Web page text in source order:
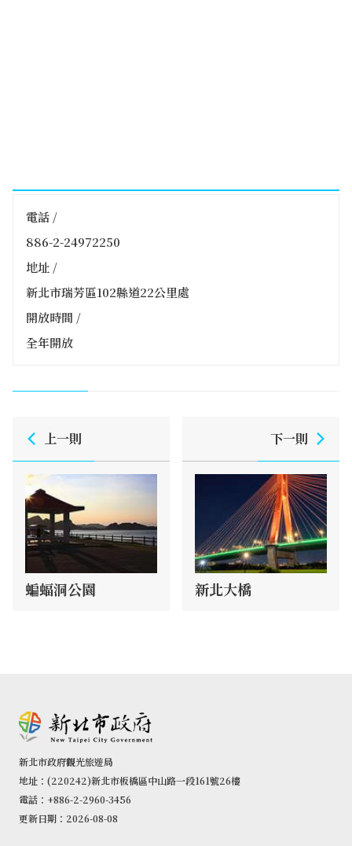
電話 /
886-2-24972250
地址 /
新北市瑞芳區102縣道22公里處
開放時間 /
全年開放
上一則
蝙蝠洞公園
下一則
新北大橋
新北市政府觀光旅遊局
地址：(220242)新北市板橋區中山路一段161號26樓
電話：+886-2-2960-3456
更新日期：2026-08-08